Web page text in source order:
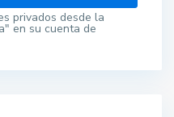
privados desde la
en su cuenta de